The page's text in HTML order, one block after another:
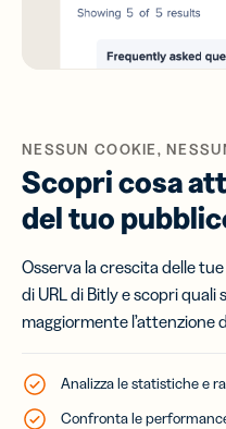
NESSUN COOKIE,
Scopri cosa
del tuo
Osserva la crescita delle
di URL di Bitly e scopri
maggiormente l’attenzione
Analizza le statistiche e
Confronta le